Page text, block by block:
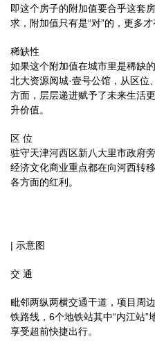
即这个房子的附加值要合乎这套
求，附加值只有是“对”的，更多才
稀缺性
如果这个附加值在城市里是稀缺
北大资源阅城·壹号公馆，从区
方面，层层递进赋予了未来生活
升价值。
区 位
驻守天津河西区新八大里市政府
经济文化商业重点都在向河西转
各方面的红利。
| 示意图
交 通
毗邻两纵两横交通干道，项目周
铁路线，6个地铁站其中“内江站
享受超前快捷出行。